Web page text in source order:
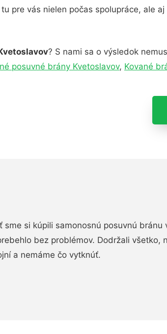
pre vás nielen počas spolupráce, ale
? S nami sa o výsledok
posuvné brány Kvetoslavov, Kované
sme si kúpili samonosnú posuvnú bránu
bez problémov. Dodržali všetko,
a nemáme čo vytknúť.